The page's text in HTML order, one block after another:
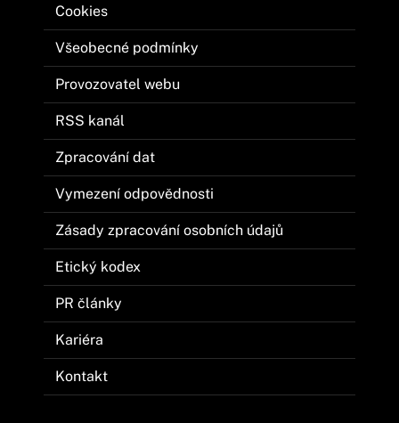
Cookies
Všeobecné podmínky
Provozovatel webu
RSS kanál
Zpracování dat
Vymezení odpovědnosti
Zásady zpracování osobních údajů
Etický kodex
PR články
Kariéra
Kontakt